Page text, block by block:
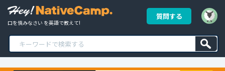
口を慎みなさい を英語で教えて!
質問する